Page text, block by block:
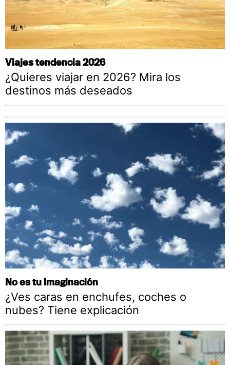
Viajes tendencia 2026
¿Quieres viajar en 2026? Mira los
destinos más deseados
No es tu imaginación
¿Ves caras en enchufes, coches o
nubes? Tiene explicación